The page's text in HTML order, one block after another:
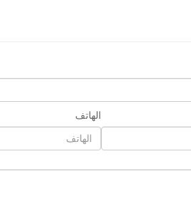
الهاتف